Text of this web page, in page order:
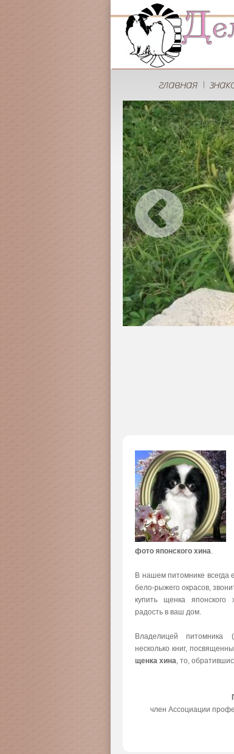
главная |
фото японского хина.
В нашем питомнике всегда
бело-рыжего окрасов,
купить щенка японского
радость в ваш дом.
Владелицей питомника
несколько книг,
щенка хина, то,
член Ассоциации